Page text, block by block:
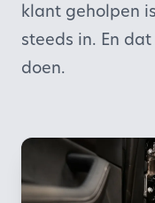
klant geholpen
steeds in. En
doen.